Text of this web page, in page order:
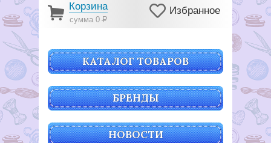
Корзина
сумма 0Р
Избранное
КАТАЛОГ ТОВАРОВ
БРЕНДЫ
НОВОСТИ